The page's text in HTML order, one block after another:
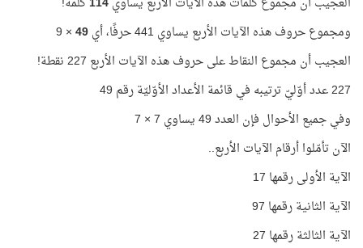
ومجموع حروف هذه الآيات الأربع يساوي 441 حرفًا، أي
49
× 9
العجيب أن مجموع النقاط على حروف هذه الآيات الأربع 227 نقطة!
227 عدد أوّليّ ترتيبه في قائمة الأعداد الأوّليّة رقم 49
وفي جميع الأحوال فإن العدد 49 يساوي 7 × 7
الآن تأمّلوا أرقام الآيات الأربع..
الآية الأولى رقمها 17
الآية الثانية رقمها 97
الآية الثالثة رقمها 27